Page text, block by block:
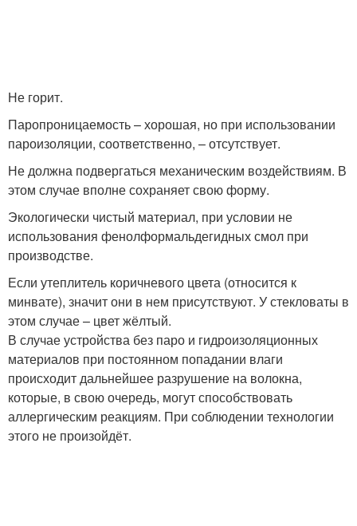
Не горит.
Паропроницаемость – хорошая, но при использовании
пароизоляции, соответственно, – отсутствует.
Не должна подвергаться механическим воздействиям. В
этом случае вполне сохраняет свою форму.
Экологически чистый материал, при условии не
использования фенолформальдегидных смол при
производстве.
Если утеплитель коричневого цвета (относится к
минвате), значит они в нем присутствуют. У стекловаты в
этом случае – цвет жёлтый.
В случае устройства без паро и гидроизоляционных
материалов при постоянном попадании влаги
происходит дальнейшее разрушение на волокна,
которые, в свою очередь, могут способствовать
аллергическим реакциям. При соблюдении технологии
этого не произойдёт.